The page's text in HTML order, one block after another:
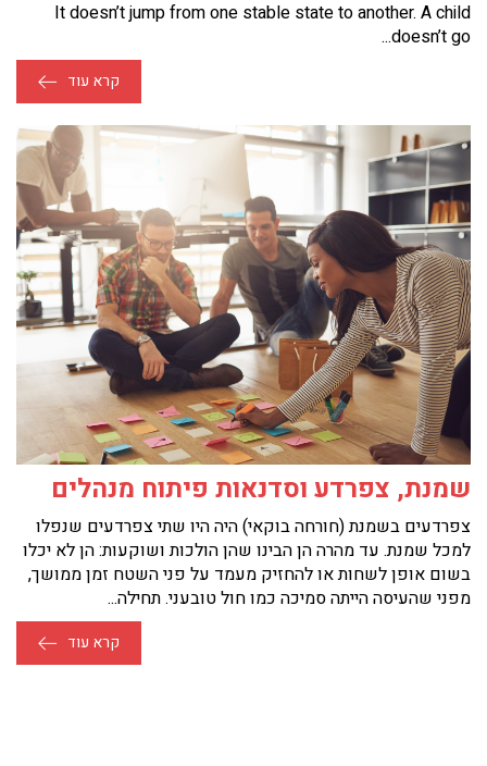
It doesn’t jump from one stable state to another. A child
doesn’t go...
קרא עוד
שמנת, צפרדע וסדנאות פיתוח מנהלים
צפרדעים בשמנת (חורחה בוקאי) היה היו שתי צפרדעים שנפלו
למכל שמנת. עד מהרה הן הבינו שהן הולכות ושוקעות: הן לא יכלו
בשום אופן לשחות או להחזיק מעמד על פני השטח זמן ממושך,
מפני שהעיסה הייתה סמיכה כמו חול טובעני. תחילה...
קרא עוד